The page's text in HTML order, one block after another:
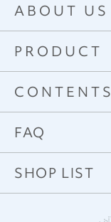
ABOUT US
PRODUCT
CONTENTS
FAQ
SHOP LIST